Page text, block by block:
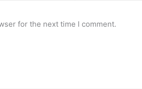
for the next time I comment.